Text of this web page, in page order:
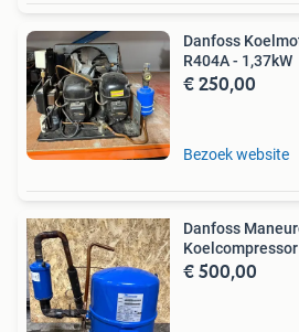
Danfoss
R404A - 1,37kW
€ 250,00
Bezoek website
Danfoss
Koelcompressor
€ 500,00